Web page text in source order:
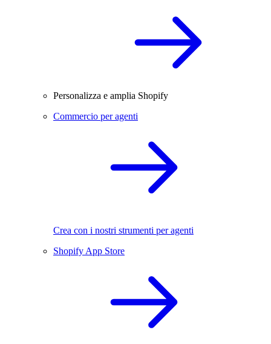
Personalizza e amplia Shopify
Commercio per agenti
Crea con i nostri strumenti per agenti
Shopify App Store